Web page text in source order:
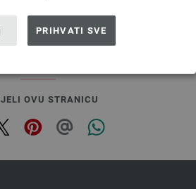
PRIHVATI SVE
OVU STRANICU